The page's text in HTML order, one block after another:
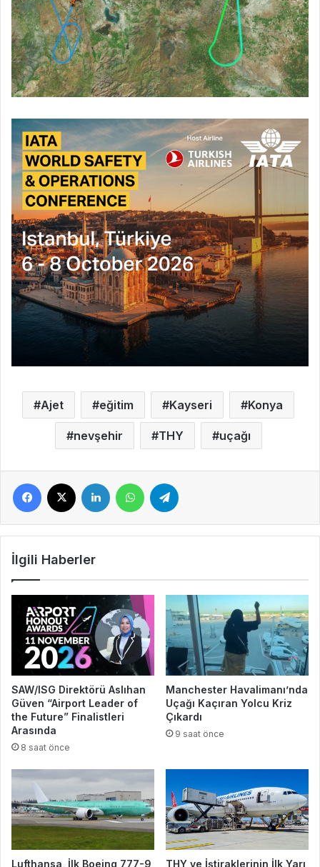
Ajet eğitim Kayseri Konya
nevşehir THY uçağı
Facebook LinkedIn WhatsApp
İlgili Haberler
SAW/ISG Direktörü Aslıhan
Güven “Airport Leader of
the Future” Finalistleri
Arasında
8 saat önce
Manchester Havalimanı’nda
Uçağı Kaçıran Yolcu Kriz
Çıkardı
9 saat önce
Lufthansa, İlk Boeing 777-9
THY ve İştiraklerinin İlk Yarı